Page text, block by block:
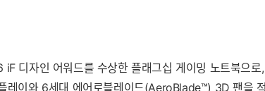
디자인 어워드를 수상한 플래그십 게이밍 노트북으
이와 6세대 에어로블레이드(AeroBlade™) 3D 팬을